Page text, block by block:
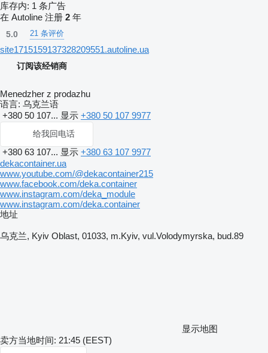
库存内: 1 条广告
在 Autoline 注册 2 年
5.0 21 条评价
site1715159137328209551.autoline.ua
订阅该经销商
Menedzher z prodazhu
语言: 乌克兰语
+380 50 107... 显示 +380 50 107 9977
给我回电话
+380 63 107... 显示 +380 63 107 9977
dekacontainer.ua
www.youtube.com/@dekacontainer215
www.facebook.com/deka.container
www.instagram.com/deka_module
www.instagram.com/deka.container
地址
乌克兰, Kyiv Oblast, 01033, m.Kyiv, vul.Volodymyrska, bud.89
显示地图
卖方当地时间: 21:45 (EEST)